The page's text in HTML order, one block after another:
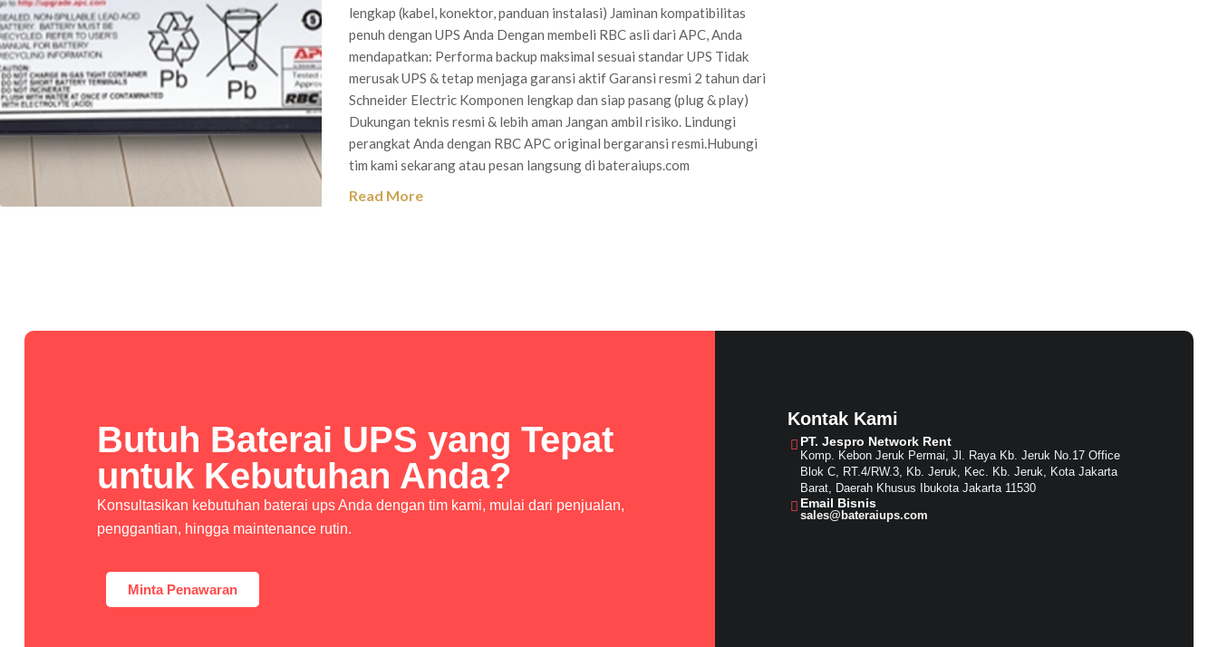
lengkap (kabel, konektor, panduan instalasi) Jaminan kompatibilitas
penuh dengan UPS Anda Dengan membeli RBC asli dari APC, Anda
mendapatkan: Performa backup maksimal sesuai standar UPS Tidak
merusak UPS & tetap menjaga garansi aktif Garansi resmi 2 tahun dari
Schneider Electric Komponen lengkap dan siap pasang (plug & play)
Dukungan teknis resmi & lebih aman Jangan ambil risiko. Lindungi
perangkat Anda dengan RBC APC original bergaransi resmi.Hubungi
tim kami sekarang atau pesan langsung di bateraiups.com
Read More
Butuh Baterai UPS yang Tepat
untuk Kebutuhan Anda?
Konsultasikan kebutuhan baterai ups Anda dengan tim kami, mulai dari penjualan,
penggantian, hingga maintenance rutin.
Minta Penawaran
Kontak Kami
PT. Jespro Network Rent​
Komp. Kebon Jeruk Permai, Jl. Raya Kb. Jeruk No.17 Office
Blok C, RT.4/RW.3, Kb. Jeruk, Kec. Kb. Jeruk, Kota Jakarta
Barat, Daerah Khusus Ibukota Jakarta 11530
Email Bisnis​
sales@bateraiups.com